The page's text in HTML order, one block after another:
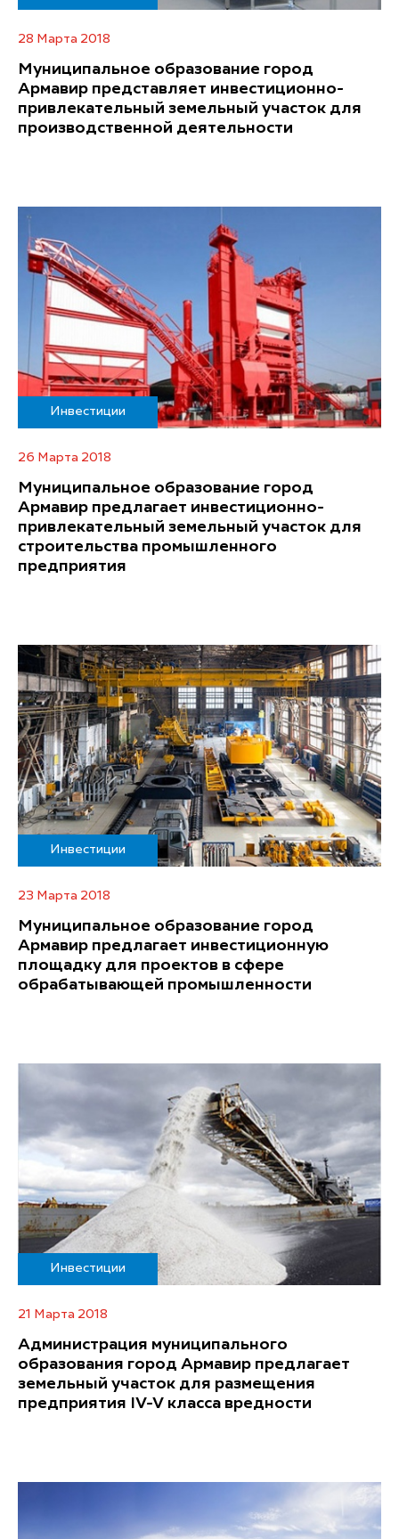
28 Марта 2018
Муниципальное образование город
Армавир представляет инвестиционно-
привлекательный земельный участок для
производственной деятельности
Инвестиции
26 Марта 2018
Муниципальное образование город
Армавир предлагает инвестиционно-
привлекательный земельный участок для
строительства промышленного
предприятия
Инвестиции
23 Марта 2018
Муниципальное образование город
Армавир предлагает инвестиционную
площадку для проектов в сфере
обрабатывающей промышленности
Инвестиции
21 Марта 2018
Администрация муниципального
образования город Армавир предлагает
земельный участок для размещения
предприятия IV-V класса вредности